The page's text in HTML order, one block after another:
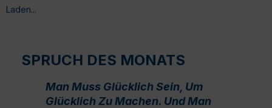
Laden...
SPRUCH DES MONATS
Man Muss Glücklich Sein, Um
Glücklich Zu Machen. Und Man